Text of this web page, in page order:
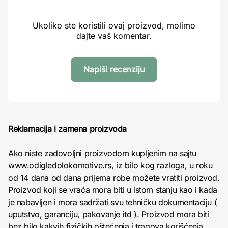
Ukoliko ste koristili ovaj proizvod, molimo
dajte vaš komentar.
Napiši recenziju
Reklamacija i zamena proizvoda
Ako niste zadovoljni proizvodom kupljenim na sajtu
www.odigledolokomotive.rs, iz bilo kog razloga, u roku
od 14 dana od dana prijema robe možete vratiti proizvod.
Proizvod koji se vraća mora biti u istom stanju kao i kada
je nabavljen i mora sadržati svu tehničku dokumentaciju (
uputstvo, garanciju, pakovanje itd ). Proizvod mora biti